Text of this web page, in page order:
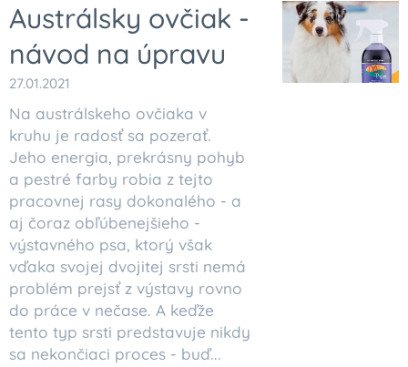
Austrálsky ovčiak -
návod na úpravu
27.01.2021
Na austrálskeho ovčiaka v
kruhu je radosť sa pozerať.
Jeho energia, prekrásny pohyb
a pestré farby robia z tejto
pracovnej rasy dokonalého - a
aj čoraz obľúbenejšieho -
výstavného psa, ktorý však
vďaka svojej dvojitej srsti nemá
problém prejsť z výstavy rovno
do práce v nečase. A keďže
tento typ srsti predstavuje nikdy
sa nekončiaci proces - buď...